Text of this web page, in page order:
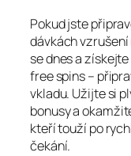
Pokud jste
dávkách vzrušení
se dnes a
free spins –
vkladu. Užijte si
bonusy a
kteří touží po
čekání.